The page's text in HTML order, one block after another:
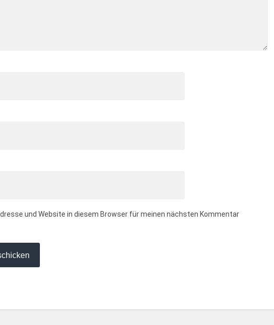
und Website in diesem Browser für meinen nächsten Kommentar